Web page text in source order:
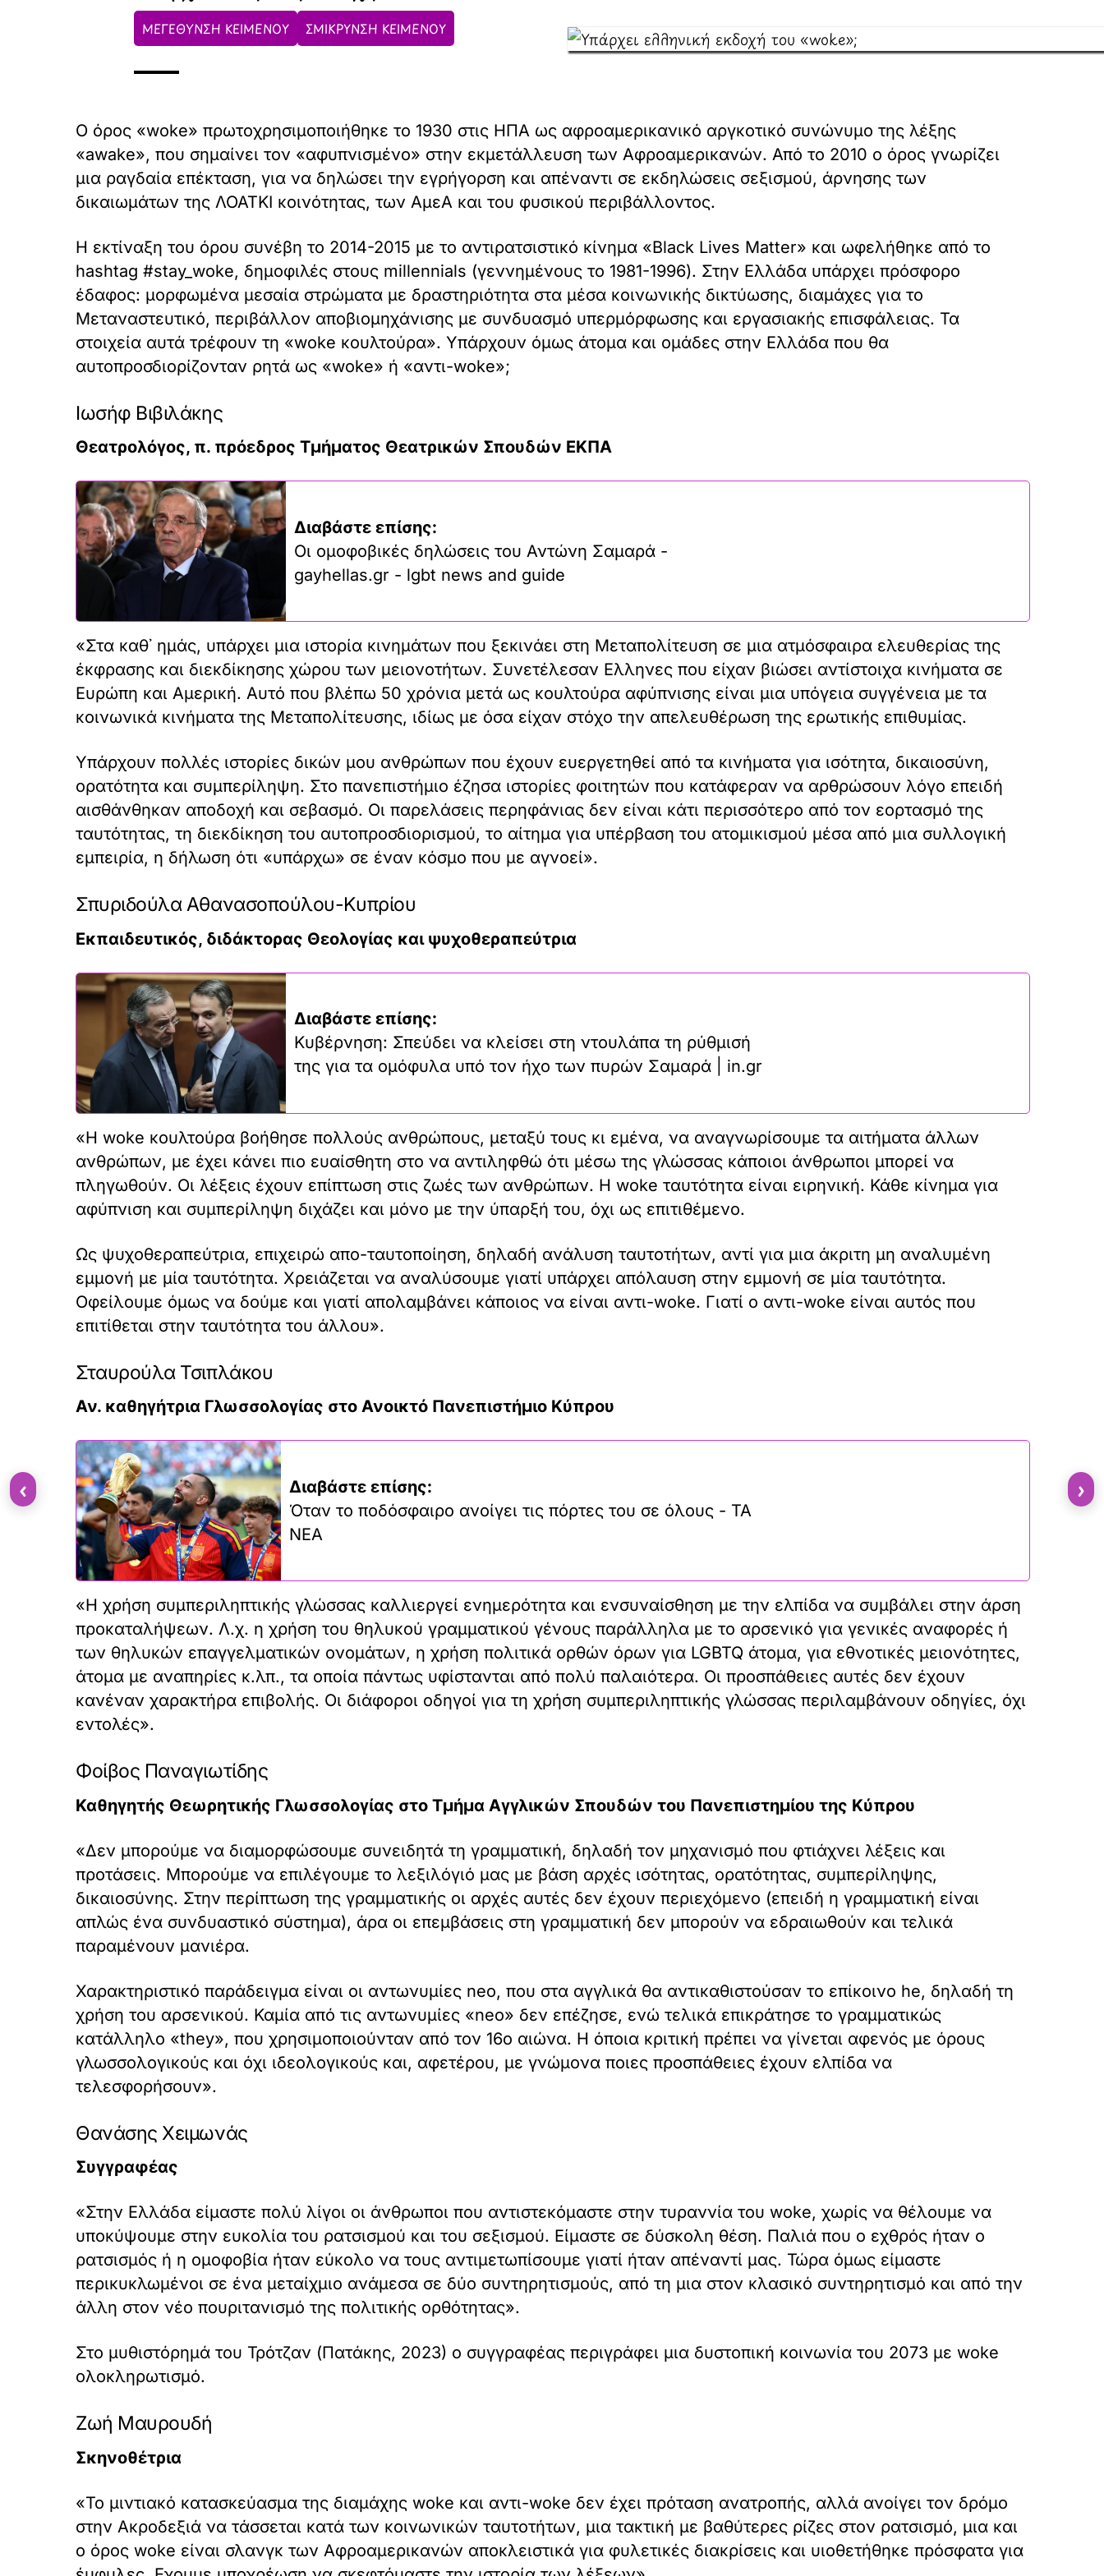
ΜΕΓΕΘΥΝΣΗ ΚΕΙΜΕΝΟΥ ΣΜΙΚΡΥΝΣΗ ΚΕΙΜΕΝΟΥ
Ο όρος «woke» πρωτοχρησιμοποιήθηκε το 1930 στις ΗΠΑ ως αφροαμερικανικό αργκοτικό συνώνυμο της λέξης
«awake», που σημαίνει τον «αφυπνισμένο» στην εκμετάλλευση των Αφροαμερικανών. Από το 2010 ο όρος γνωρίζει
μια ραγδαία επέκταση, για να δηλώσει την εγρήγορση και απέναντι σε εκδηλώσεις σεξισμού, άρνησης των
δικαιωμάτων της ΛΟΑΤΚΙ κοινότητας, των ΑμεΑ και του φυσικού περιβάλλοντος.
Η εκτίναξη του όρου συνέβη το 2014-2015 με το αντιρατσιστικό κίνημα «Black Lives Matter» και ωφελήθηκε από το
hashtag #stay_woke, δημοφιλές στους millennials (γεννημένους το 1981-1996). Στην Ελλάδα υπάρχει πρόσφορο
έδαφος: μορφωμένα μεσαία στρώματα με δραστηριότητα στα μέσα κοινωνικής δικτύωσης, διαμάχες για το
Mεταναστευτικό, περιβάλλον αποβιομηχάνισης με συνδυασμό υπερμόρφωσης και εργασιακής επισφάλειας. Τα
στοιχεία αυτά τρέφουν τη «woke κουλτούρα». Υπάρχουν όμως άτομα και ομάδες στην Ελλάδα που θα
αυτοπροσδιορίζονταν ρητά ως «woke» ή «αντι-woke»;
Ιωσήφ Βιβιλάκης
Θεατρολόγος, π. πρόεδρος Τμήματος Θεατρικών Σπουδών ΕΚΠΑ
Διαβάστε επίσης:
Οι ομοφοβικές δηλώσεις του Αντώνη Σαμαρά -
gayhellas.gr - lgbt news and guide
«Στα καθ᾽ ημάς, υπάρχει μια ιστορία κινημάτων που ξεκινάει στη Μεταπολίτευση σε μια ατμόσφαιρα ελευθερίας της
έκφρασης και διεκδίκησης χώρου των μειονοτήτων. Συνετέλεσαν Eλληνες που είχαν βιώσει αντίστοιχα κινήματα σε
Ευρώπη και Αμερική. Αυτό που βλέπω 50 χρόνια μετά ως κουλτούρα αφύπνισης είναι μια υπόγεια συγγένεια με τα
κοινωνικά κινήματα της Μεταπολίτευσης, ιδίως με όσα είχαν στόχο την απελευθέρωση της ερωτικής επιθυμίας.
Υπάρχουν πολλές ιστορίες δικών μου ανθρώπων που έχουν ευεργετηθεί από τα κινήματα για ισότητα, δικαιοσύνη,
ορατότητα και συμπερίληψη. Στο πανεπιστήμιο έζησα ιστορίες φοιτητών που κατάφεραν να αρθρώσουν λόγο επειδή
αισθάνθηκαν αποδοχή και σεβασμό. Οι παρελάσεις περηφάνιας δεν είναι κάτι περισσότερο από τον εορτασμό της
ταυτότητας, τη διεκδίκηση του αυτοπροσδιορισμού, το αίτημα για υπέρβαση του ατομικισμού μέσα από μια συλλογική
εμπειρία, η δήλωση ότι «υπάρχω» σε έναν κόσμο που με αγνοεί».
Σπυριδούλα Αθανασοπούλου-Κυπρίου
Εκπαιδευτικός, διδάκτορας Θεολογίας και ψυχοθεραπεύτρια
Διαβάστε επίσης:
Κυβέρνηση: Σπεύδει να κλείσει στη ντουλάπα τη ρύθμισή
της για τα ομόφυλα υπό τον ήχο των πυρών Σαμαρά | in.gr
«Η woke κουλτούρα βοήθησε πολλούς ανθρώπους, μεταξύ τους κι εμένα, να αναγνωρίσουμε τα αιτήματα άλλων
ανθρώπων, με έχει κάνει πιο ευαίσθητη στο να αντιληφθώ ότι μέσω της γλώσσας κάποιοι άνθρωποι μπορεί να
πληγωθούν. Οι λέξεις έχουν επίπτωση στις ζωές των ανθρώπων. Η woke ταυτότητα είναι ειρηνική. Κάθε κίνημα για
αφύπνιση και συμπερίληψη διχάζει και μόνο με την ύπαρξή του, όχι ως επιτιθέμενο.
Ως ψυχοθεραπεύτρια, επιχειρώ απο-ταυτοποίηση, δηλαδή ανάλυση ταυτοτήτων, αντί για μια άκριτη μη αναλυμένη
εμμονή με μία ταυτότητα. Χρειάζεται να αναλύσουμε γιατί υπάρχει απόλαυση στην εμμονή σε μία ταυτότητα.
Οφείλουμε όμως να δούμε και γιατί απολαμβάνει κάποιος να είναι αντι-woke. Γιατί ο αντι-woke είναι αυτός που
επιτίθεται στην ταυτότητα του άλλου».
Σταυρούλα Τσιπλάκου
Αν. καθηγήτρια Γλωσσολογίας στο Ανοικτό Πανεπιστήμιο Κύπρου
Διαβάστε επίσης:
Όταν το ποδόσφαιρο ανοίγει τις πόρτες του σε όλους - ΤΑ
ΝΕΑ
«Η χρήση συμπεριληπτικής γλώσσας καλλιεργεί ενημερότητα και ενσυναίσθηση με την ελπίδα να συμβάλει στην άρση
προκαταλήψεων. Λ.χ. η χρήση του θηλυκού γραμματικού γένους παράλληλα με το αρσενικό για γενικές αναφορές ή
των θηλυκών επαγγελματικών ονομάτων, η χρήση πολιτικά ορθών όρων για LGBTQ άτομα, για εθνοτικές μειονότητες,
άτομα με αναπηρίες κ.λπ., τα οποία πάντως υφίστανται από πολύ παλαιότερα. Οι προσπάθειες αυτές δεν έχουν
κανέναν χαρακτήρα επιβολής. Οι διάφοροι οδηγοί για τη χρήση συμπεριληπτικής γλώσσας περιλαμβάνουν οδηγίες, όχι
εντολές».
Φοίβος Παναγιωτίδης
Καθηγητής Θεωρητικής Γλωσσολογίας στο Τμήμα Αγγλικών Σπουδών του Πανεπιστημίου της Κύπρου
«Δεν μπορούμε να διαμορφώσουμε συνειδητά τη γραμματική, δηλαδή τον μηχανισμό που φτιάχνει λέξεις και
προτάσεις. Μπορούμε να επιλέγουμε το λεξιλόγιό μας με βάση αρχές ισότητας, ορατότητας, συμπερίληψης,
δικαιοσύνης. Στην περίπτωση της γραμματικής οι αρχές αυτές δεν έχουν περιεχόμενο (επειδή η γραμματική είναι
απλώς ένα συνδυαστικό σύστημα), άρα οι επεμβάσεις στη γραμματική δεν μπορούν να εδραιωθούν και τελικά
παραμένουν μανιέρα.
Χαρακτηριστικό παράδειγμα είναι οι αντωνυμίες neo, που στα αγγλικά θα αντικαθιστούσαν το επίκοινο he, δηλαδή τη
χρήση του αρσενικού. Καμία από τις αντωνυμίες «neo» δεν επέζησε, ενώ τελικά επικράτησε το γραμματικώς
κατάλληλο «they», που χρησιμοποιούνταν από τον 16ο αιώνα. Η όποια κριτική πρέπει να γίνεται αφενός με όρους
γλωσσολογικούς και όχι ιδεολογικούς και, αφετέρου, με γνώμονα ποιες προσπάθειες έχουν ελπίδα να
τελεσφορήσουν».
Θανάσης Χειμωνάς
Συγγραφέας
«Στην Ελλάδα είμαστε πολύ λίγοι οι άνθρωποι που αντιστεκόμαστε στην τυραννία του woke, χωρίς να θέλουμε να
υποκύψουμε στην ευκολία του ρατσισμού και του σεξισμού. Είμαστε σε δύσκολη θέση. Παλιά που ο εχθρός ήταν ο
ρατσισμός ή η ομοφοβία ήταν εύκολο να τους αντιμετωπίσουμε γιατί ήταν απέναντί μας. Τώρα όμως είμαστε
περικυκλωμένοι σε ένα μεταίχμιο ανάμεσα σε δύο συντηρητισμούς, από τη μια στον κλασικό συντηρητισμό και από την
άλλη στον νέο πουριτανισμό της πολιτικής ορθότητας».
Στο μυθιστόρημά του Τρότζαν (Πατάκης, 2023) ο συγγραφέας περιγράφει μια δυστοπική κοινωνία του 2073 με woke
ολοκληρωτισμό.
Ζωή Μαυρουδή
Σκηνοθέτρια
«Το μιντιακό κατασκεύασμα της διαμάχης woke και αντι-woke δεν έχει πρόταση ανατροπής, αλλά ανοίγει τον δρόμο
στην Ακροδεξιά να τάσσεται κατά των κοινωνικών ταυτοτήτων, μια τακτική με βαθύτερες ρίζες στον ρατσισμό, μια και
ο όρος woke είναι σλανγκ των Αφροαμερικανών αποκλειστικά για φυλετικές διακρίσεις και υιοθετήθηκε πρόσφατα για
‹ ›